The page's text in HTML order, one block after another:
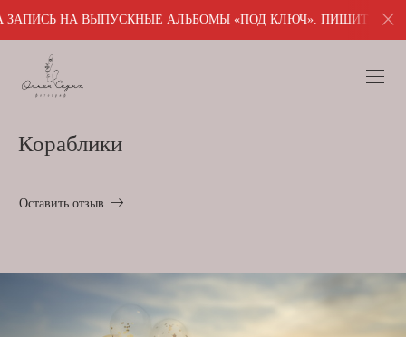
АЛЬБОМЫ «ПОД КЛЮЧ». ПИШИТЕ ДЛЯ ПОЛУЧЕНИЯ
Кораблики
Оставить отзыв